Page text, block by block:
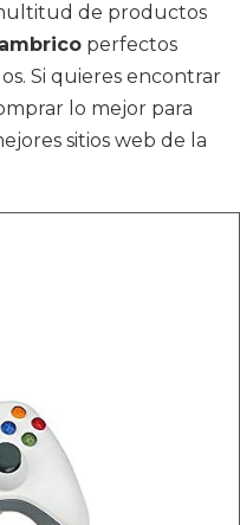
de productos
perfectos
Si quieres encontrar
lo mejor para
sitios web de la